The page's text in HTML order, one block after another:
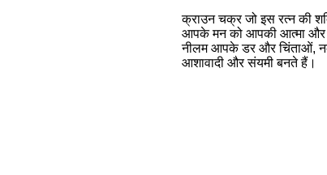
क्राउन चक्र जो इस रत्न की
आपके मन को आपकी आत्मा और
नीलम आपके डर और चिंताओं,
आशावादी और संयमी बनते हैं।